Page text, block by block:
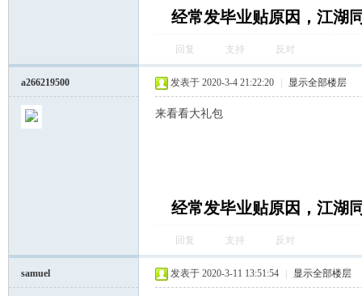
经常发毕业贴原因，江湖
回复 支持 反对
a266219500 发表于 2020-3-4 21:22:20 显示全部楼层
来看看大礼包
经常发毕业贴原因，江湖
回复 支持 反对
samuel 发表于 2020-3-11 13:51:54 显示全部楼层